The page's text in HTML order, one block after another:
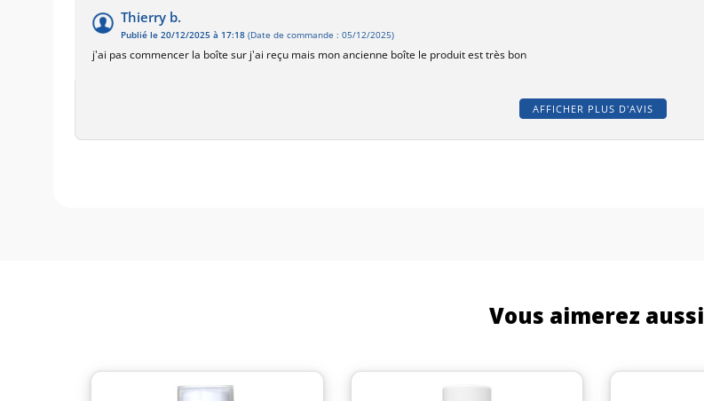
Thierry b.
Publié le 20/12/2025 à 17:18 (Date de commande : 05/12/2025)
j'ai pas commencer la boîte sur j'ai reçu mais mon ancienne boîte le produit est très bon
AFFICHER PLUS D'AVIS
Vous aimerez aussi